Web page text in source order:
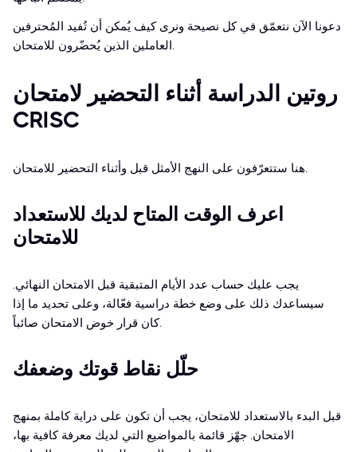
دعونا الآن نتعمّق في كل نصيحة ونرى كيف يُمكن أن تُفيد المُحترفين
العاملين الذين يُحضّرون للامتحان.
روتين الدراسة أثناء التحضير لامتحان
CRISC
هنا ستتعرّفون على النهج الأمثل قبل وأثناء التحضير للامتحان.
اعرف الوقت المتاح لديك للاستعداد
للامتحان
يجب عليك حساب عدد الأيام المتبقية قبل الامتحان النهائي.
سيساعدك ذلك على وضع خطة دراسية فعّالة، وعلى تحديد ما إذا
كان قرار خوض الامتحان صائباً.
حلّل نقاط قوتك وضعفك
قبل البدء بالاستعداد للامتحان، يجب أن تكون على دراية كاملة بمنهج
الامتحان. جهّز قائمة بالمواضيع التي لديك معرفة كافية بها،